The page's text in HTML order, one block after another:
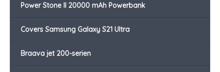
Power Stone II 20000 mAh Powerbank
Covers Samsung Galaxy S21 Ultra
Braava jet 200-serien